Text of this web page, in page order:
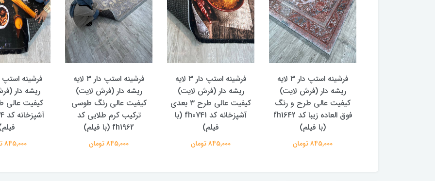
فوق العاده زیبا کد fh1642
ریشه دار (فرش لایت)
کیفیت عالی طرح ۳ بعدی
845,000 تومان
ریشه دار (فرش لایت)
کیفیت عالی رنگ طوسی
ترکیب کرم طلایی کد
fh1962 (با فیلم)
845,000 تومان
ریشه دار (فرش لایت)
کیفیت عالی طرح زیبای
فیلم)
845,000 تومان
العاده
کد fh1563 (با فیلم)